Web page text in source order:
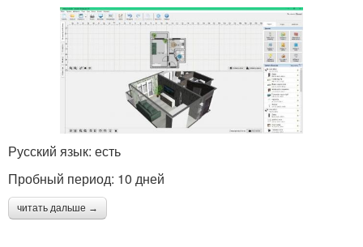
Русский язык: есть
Пробный период: 10 дней
читать дальше →